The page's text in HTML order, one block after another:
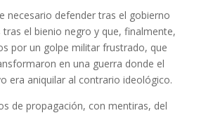
necesario defender tras el gobierno
tras el bienio negro y que, finalmente,
por un golpe militar frustrado, que
en una guerra donde el
era aniquilar al contrario ideológico.
de propagación, con mentiras, del